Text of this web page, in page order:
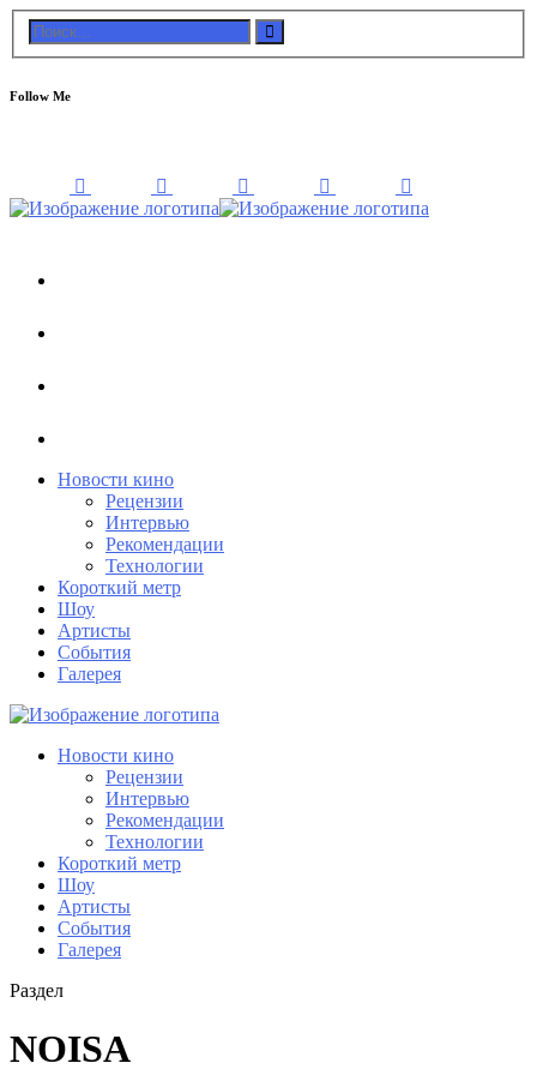
Follow Me
Новости кино
Рецензии
Интервью
Рекомендации
Технологии
Короткий метр
Шоу
Артисты
События
Галерея
Новости кино
Рецензии
Интервью
Рекомендации
Технологии
Короткий метр
Шоу
Артисты
События
Галерея
Раздел
NOISA